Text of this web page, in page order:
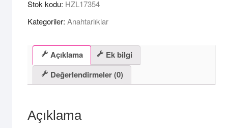
Anahtarlık
adet
Stok kodu: HZL17354
Kategoriler: Anahtarlıklar
Açıklama
Ek bilgi
Değerlendirmeler (0)
Açıklama